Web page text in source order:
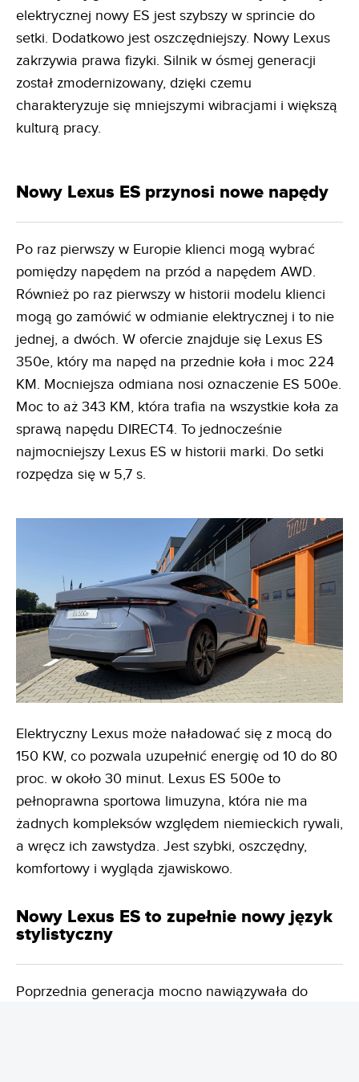
elektrycznej nowy ES jest szybszy w sprincie do
setki. Dodatkowo jest oszczędniejszy. Nowy Lexus
zakrzywia prawa fizyki. Silnik w ósmej generacji
został zmodernizowany, dzięki czemu
charakteryzuje się mniejszymi wibracjami i większą
kulturą pracy.
Nowy Lexus ES przynosi nowe napędy
Po raz pierwszy w Europie klienci mogą wybrać
pomiędzy napędem na przód a napędem AWD.
Również po raz pierwszy w historii modelu klienci
mogą go zamówić w odmianie elektrycznej i to nie
jednej, a dwóch. W ofercie znajduje się Lexus ES
350e, który ma napęd na przednie koła i moc 224
KM. Mocniejsza odmiana nosi oznaczenie ES 500e.
Moc to aż 343 KM, która trafia na wszystkie koła za
sprawą napędu DIRECT4. To jednocześnie
najmocniejszy Lexus ES w historii marki. Do setki
rozpędza się w 5,7 s.
Elektryczny Lexus może naładować się z mocą do
150 KW, co pozwala uzupełnić energię od 10 do 80
proc. w około 30 minut. Lexus ES 500e to
pełnoprawna sportowa limuzyna, która nie ma
żadnych kompleksów względem niemieckich rywali,
a wręcz ich zawstydza. Jest szybki, oszczędny,
komfortowy i wygląda zjawiskowo.
Nowy Lexus ES to zupełnie nowy język
stylistyczny
Poprzednia generacja mocno nawiązywała do